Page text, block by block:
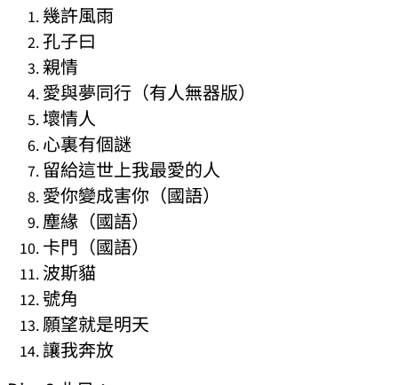
幾許風雨
孔子曰
親情
愛與夢同行（有人無器版）
壞情人
心裏有個謎
留給這世上我最愛的人
愛你變成害你（國語）
塵緣（國語）
卡門（國語）
波斯貓
號角
願望就是明天
讓我奔放